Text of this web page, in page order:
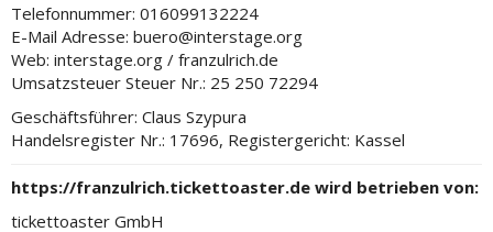
Telefonnummer: 016099132224
E-Mail Adresse: buero@interstage.org
Web: interstage.org / franzulrich.de
Umsatzsteuer Steuer Nr.: 25 250 72294
Geschäftsführer: Claus Szypura
Handelsregister Nr.: 17696, Registergericht: Kassel
https://franzulrich.tickettoaster.de wird betrieben von:
tickettoaster GmbH